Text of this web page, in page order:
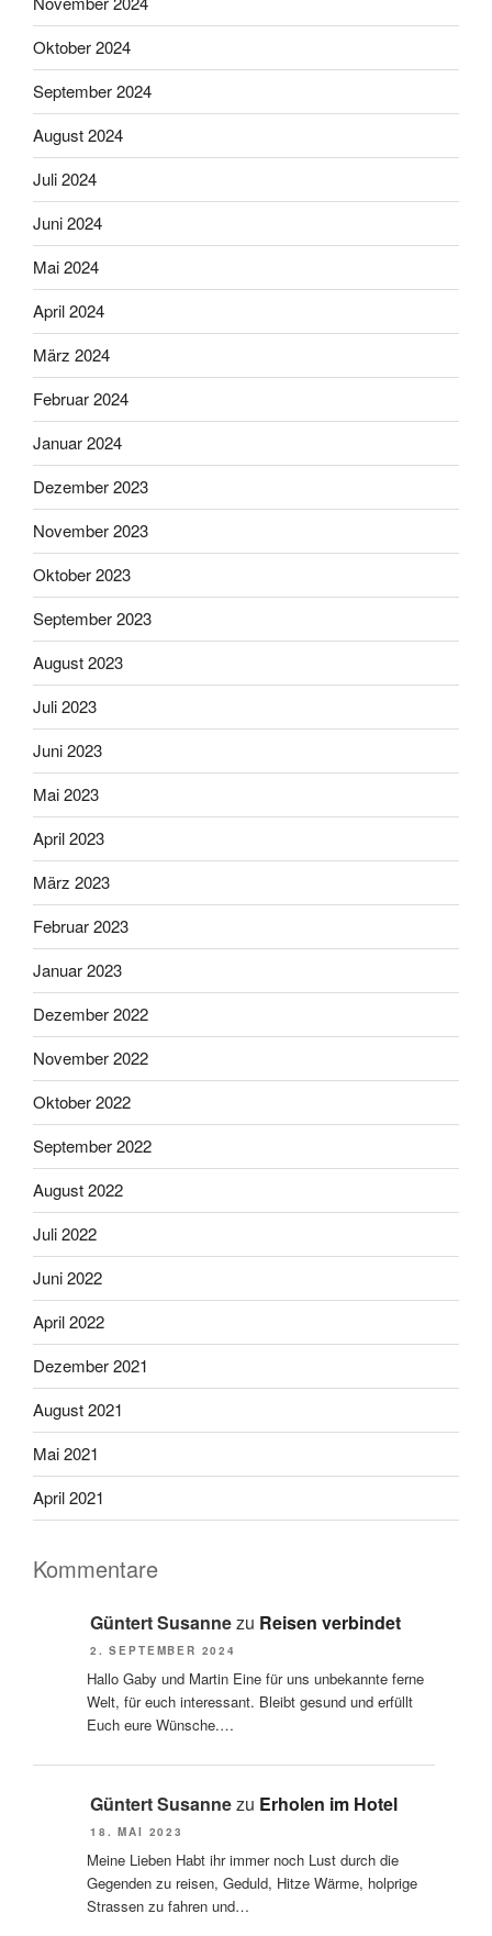
Oktober 2024
September 2024
August 2024
Juli 2024
Juni 2024
Mai 2024
April 2024
März 2024
Februar 2024
Januar 2024
Dezember 2023
November 2023
Oktober 2023
September 2023
August 2023
Juli 2023
Juni 2023
Mai 2023
April 2023
März 2023
Februar 2023
Januar 2023
Dezember 2022
November 2022
Oktober 2022
September 2022
August 2022
Juli 2022
Juni 2022
April 2022
Dezember 2021
August 2021
Mai 2021
April 2021
Kommentare
Güntert Susannezu Reisen verbindet
2. SEPTEMBER 2024
Hallo Gaby und Martin Eine für uns unbekannte ferne
Welt, für euch interessant. Bleibt gesund und erfüllt
Euch eure Wünsche.…
Güntert Susannezu Erholen im Hotel
18. MAI 2023
Meine Lieben Habt ihr immer noch Lust durch die
Gegenden zu reisen, Geduld, Hitze Wärme, holprige
Strassen zu fahren und…